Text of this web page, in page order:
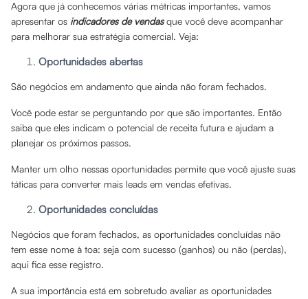
Agora que já conhecemos várias métricas importantes, vamos
apresentar os indicadores de vendasque você deve acompanhar
para melhorar sua estratégia comercial. Veja:
Oportunidades abertas
São negócios em andamento que ainda não foram fechados.
Você pode estar se perguntando por que são importantes. Então
saiba que eles indicam o potencial de receita futura e ajudam a
planejar os próximos passos.
Manter um olho nessas oportunidades permite que você ajuste suas
táticas para converter mais leads em vendas efetivas.
Oportunidades concluídas
Negócios que foram fechados, as oportunidades concluídas não
tem esse nome à toa: seja com sucesso (ganhos) ou não (perdas),
aqui fica esse registro.
A sua importância está em sobretudo avaliar as oportunidades